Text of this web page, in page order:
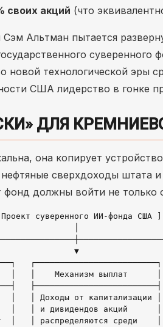
своих акций (что
Альтман пытается
новой технологической эры
США лидерство в гонке
ДЛЯ
она копирует устройство
нефтяные сверхдоходы
фонд должны войти не
суверенного ИИ-фонда США ]
▼
│   │    Механизм выплат      │
│   │ Доходы от капитализации
│   │ и дивидендов акций      │
│   │ распределяются среди